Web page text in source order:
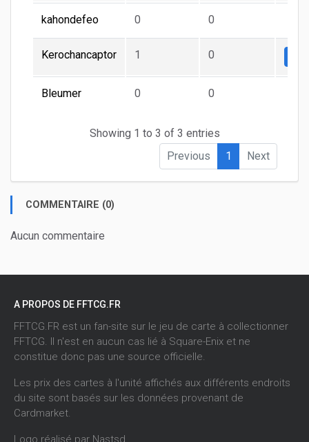
kahondefeo 0 0
Kerochancaptor 1 0
Bleumer 0 0
Showing 1 to 3 of 3 entries
Previous
1 Next
COMMENTAIRE (0)
Aucun commentaire
A PROPOS DE FFTCG.FR
FFTCG.FR est un fan-site sur le jeu de carte à collectionner
FFTCG. Il n'est en aucun cas lié à Square-Enix et ne
constitue donc pas une source officielle.
Les prix des cartes à l'unité affichés aux différents endroits
du site sont basés sur les données provenant de
Cardmarket.
Logo réalisé par Nastsd